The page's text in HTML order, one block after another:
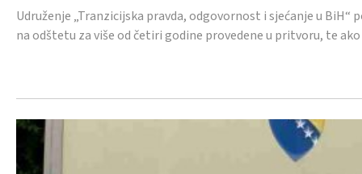
Udruženje „Tranzicijska pravda, odgovornost i sjećanje u
na odštetu za više od četiri godine provedene u pritvoru, te